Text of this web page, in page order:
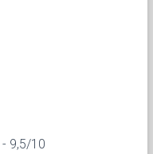
- 9,5/10